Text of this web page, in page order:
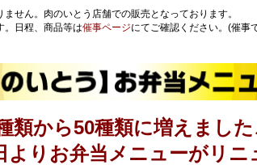
せん。肉のいとう店舗での販売となっております。
。日程、商品等は催事ページにてご確認ください。(催事
類から50種類に増えました
よりお弁当メニューがリニ